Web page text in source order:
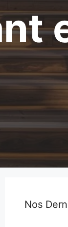
Nos